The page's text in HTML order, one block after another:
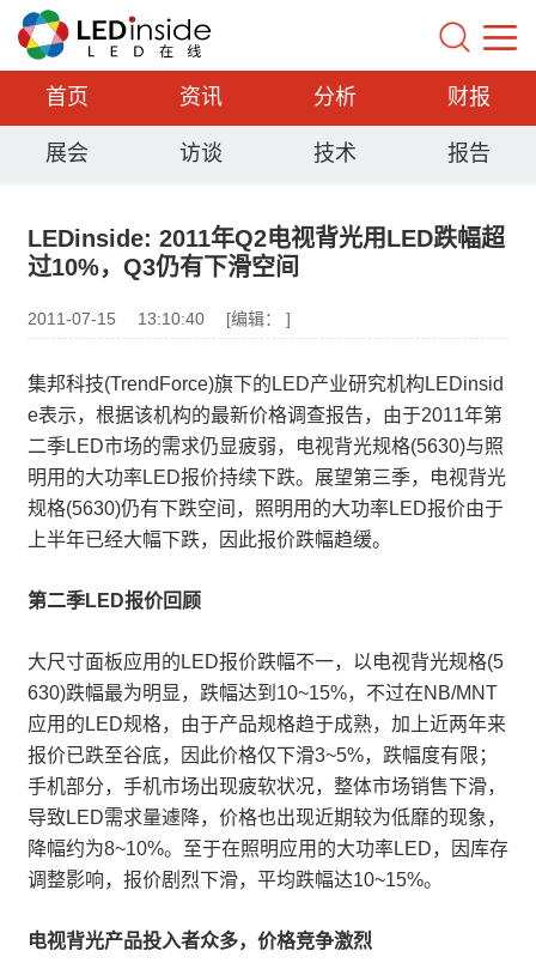
首页 资讯 分析 财报
展会 访谈 技术 报告
LEDinside: 2011年Q2电视背光用LED跌幅超
过10%，Q3仍有下滑空间
2011-07-15 13:10:40 [编辑： ]
集邦科技(TrendForce)旗下的LED产业研究机构LEDinsid
e表示，根据该机构的最新价格调查报告，由于2011年第
二季LED市场的需求仍显疲弱，电视背光规格(5630)与照
明用的大功率LED报价持续下跌。展望第三季，电视背光
规格(5630)仍有下跌空间，照明用的大功率LED报价由于
上半年已经大幅下跌，因此报价跌幅趋缓。
第二季LED报价回顾
大尺寸面板应用的LED报价跌幅不一，以电视背光规格(5
630)跌幅最为明显，跌幅达到10~15%，不过在NB/MNT
应用的LED规格，由于产品规格趋于成熟，加上近两年来
报价已跌至谷底，因此价格仅下滑3~5%，跌幅度有限；
手机部分，手机市场出现疲软状况，整体市场销售下滑，
导致LED需求量遽降，价格也出现近期较为低靡的现象，
降幅约为8~10%。至于在照明应用的大功率LED，因库存
调整影响，报价剧烈下滑，平均跌幅达10~15%。
电视背光产品投入者众多，价格竞争激烈